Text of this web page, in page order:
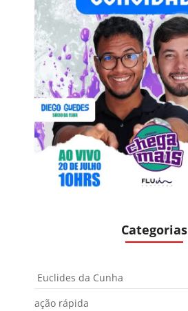
Categorias
Euclides da Cunha
ação rápida